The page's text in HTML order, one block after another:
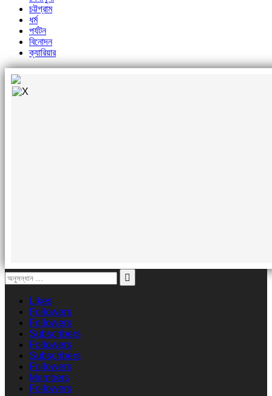
চট্টগ্রাম
ধর্ম
পর্যটন
বিনোদন
ক্যারিয়ার
Likes
Followers
Followers
Subscribers
Followers
Subscribers
Followers
Members
Followers